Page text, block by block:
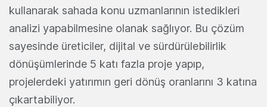
kullanarak sahada konu uzmanlarının istedikleri
analizi yapabilmesine olanak sağlıyor. Bu çözüm
sayesinde üreticiler, dijital ve sürdürülebilirlik
dönüşümlerinde 5 katı fazla proje yapıp,
projelerdeki yatırımın geri dönüş oranlarını 3 katına
çıkartabiliyor.